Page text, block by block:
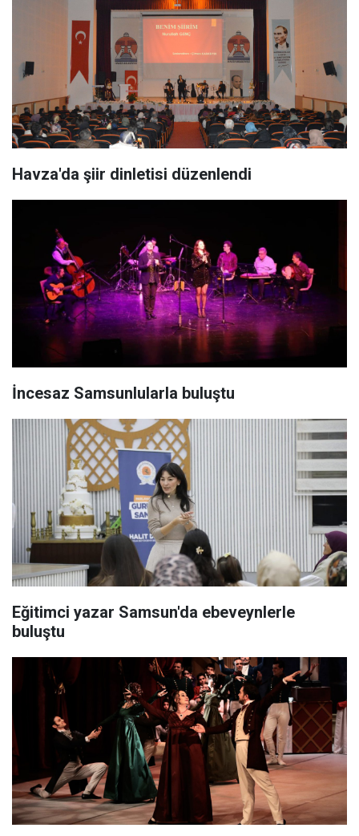
Havza'da şiir dinletisi düzenlendi
İncesaz Samsunlularla buluştu
Eğitimci yazar Samsun'da ebeveynlerle
buluştu